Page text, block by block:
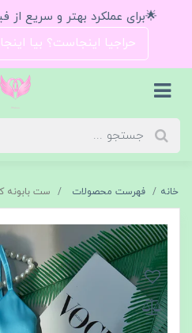
🌟برای عملکرد بهتر و سریع از
حراجیا اینجاست؟ بیا
خانه فهرست محصولات ست بابونه